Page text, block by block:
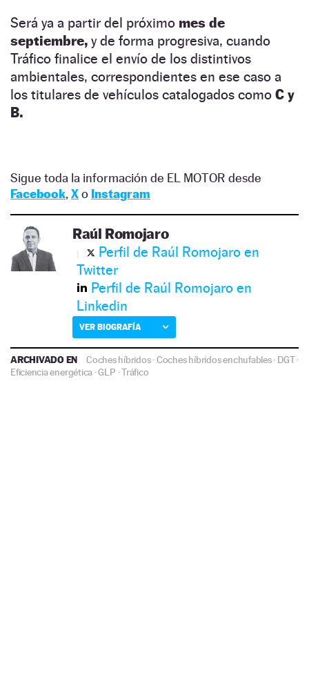
Será ya a partir del próximo mes de
septiembre, y de forma progresiva, cuando
Tráfico finalice el envío de los distintivos
ambientales, correspondientes en ese caso a
los titulares de vehículos catalogados como C y
B.
Sigue toda la información de EL MOTOR desde
Facebook, Xo Instagram
Raúl Romojaro
Perfil de Raúl Romojaro en
Twitter
Perfil de Raúl Romojaro en
Linkedin
VER BIOGRAFÍA
ARCHIVADO EN Coches híbridos·Coches híbridos enchufables· DGT·
Eficiencia energética ·GLP ·Tráfico